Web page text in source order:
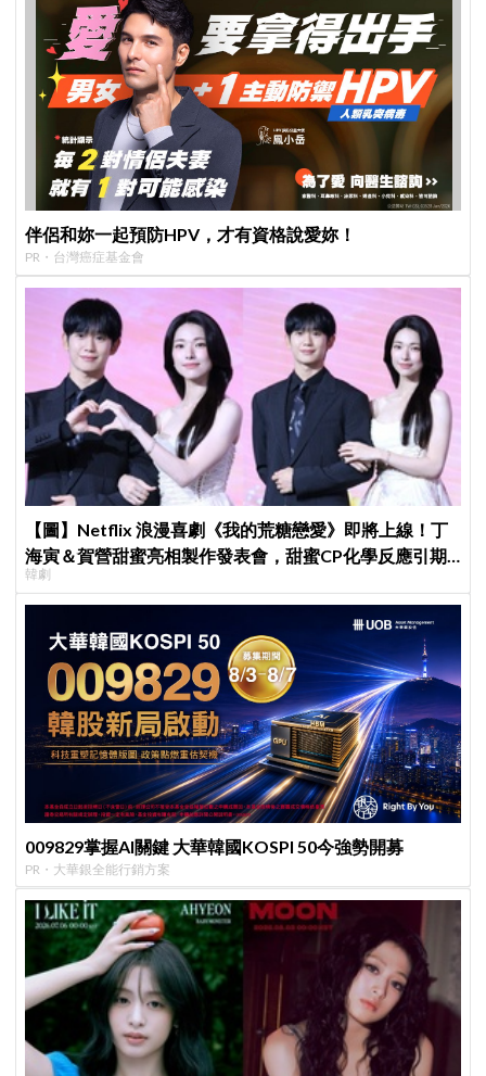
伴侶和妳一起預防HPV，才有資格說愛妳！
PR・台灣癌症基金會
【圖】Netflix 浪漫喜劇《我的荒糖戀愛》即將上線！丁
海寅＆賀營甜蜜亮相製作發表會，甜蜜CP化學反應引期
待
韓劇
009829掌握AI關鍵 大華韓國KOSPI 50今強勢開募
PR・大華銀全能行銷方案